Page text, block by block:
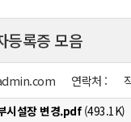
등록증 모음
연락처 :
시설장 변경.pdf(493.1K)